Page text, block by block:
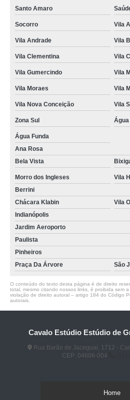
Santo Amaro
Socorro Vila
Vila Andrade Vila
Vila Clementina Vila
Vila Gumercindo Vila
Vila Moraes Vila
Vila Nova Conceição Vila
Zona Sul
Água Funda
Ana Rosa
Bela Vista
Morro dos Ingleses
Vila
Berrini
Chácara Klabin
Vila
Indianópolis
Jardim Aeroporto
Paulista
Pinheiros
Praça Da Árvore
São
O conteúdo do texto desta página é de direito
total, mesmo citando nossos links, é proibida sem
violação de direito autoral – artigo 184 do Código
autorais
Cavalo Estúdio Estúdio de
Rua Barão de Jaceguai, 1712 -
CEP: 04606-004
Home